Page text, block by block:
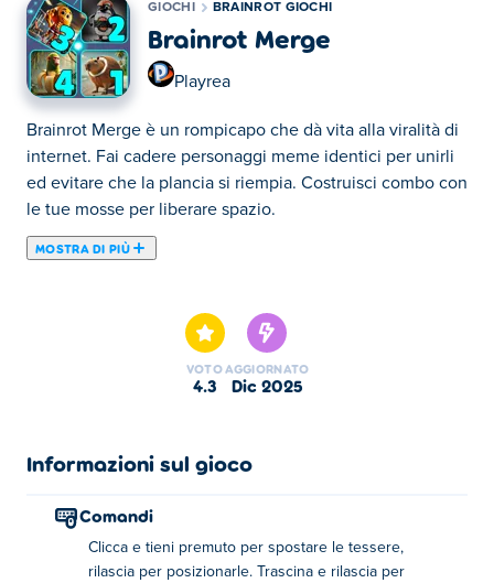
GIOCHI BRAINROT GIOCHI
Brainrot Merge
Playrea
Brainrot Merge è un rompicapo che dà vita alla viralità di
internet. Fai cadere personaggi meme identici per unirli
ed evitare che la plancia si riempia. Costruisci combo con
le tue mosse per liberare spazio.
MOSTRA DI PIÙ
Brainrot! Basta trascinare e rilasciare le tessere sul
tabellone. Quando due tessere uguali si incontrano, si
fondono in un nuovo personaggio. Inizia il tuo viaggio
sbloccarli tutti e completare la tua collezione?
Come si gioca a Brainrot Merge?
Fai clic e tieni premuto per spostare le tessere, rilascia
per posizionarle.
VOTO
4.3
AGGIORNATO
dic 2025
Informazioni sul gioco
Comandi
Clicca e tieni premuto per spostare le tessere,
rilascia per posizionarle. Trascina e rilascia per